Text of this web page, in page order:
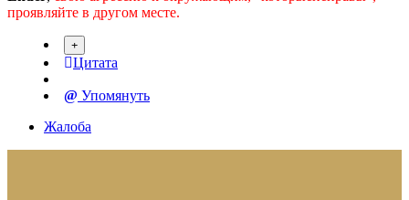
проявляйте в другом месте.
Цитата
Упомянуть
Жалоба